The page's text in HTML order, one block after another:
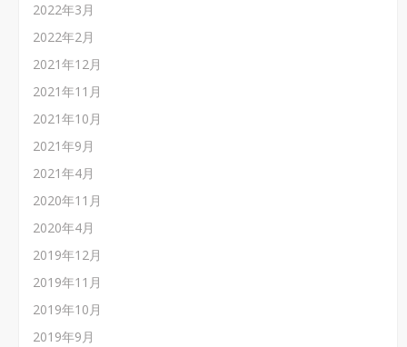
2022年3月
2022年2月
2021年12月
2021年11月
2021年10月
2021年9月
2021年4月
2020年11月
2020年4月
2019年12月
2019年11月
2019年10月
2019年9月